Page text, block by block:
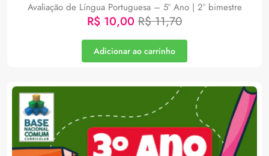
Avaliação de Língua Portuguesa – 5º Ano | 2° bimestre
R$ 10,00 R$11,70
Adicionar ao carrinho